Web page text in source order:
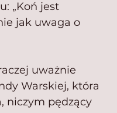
„Koń jest
jak uwaga o
uważnie
Warskiej, która
niczym pędzący